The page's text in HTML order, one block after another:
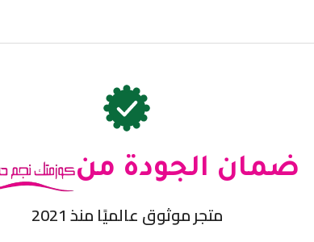
ضمان الجودة من
متجر موثوق عالميًا منذ 2021